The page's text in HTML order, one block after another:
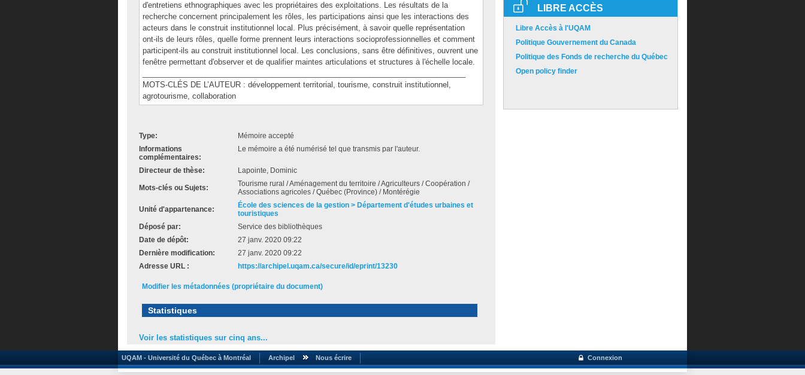
d'entretiens ethnographiques avec les propriétaires des exploitations. Les résultats de la
recherche concernent principalement les rôles, les participations ainsi que les interactions des
acteurs dans le construit institutionnel local. Plus précisément, à savoir quelle représentation
ont-ils de leurs rôles, quelle forme prennent leurs interactions socioprofessionnelles et comment
participent-ils au construit institutionnel local. Les conclusions, sans être définitives, ouvrent une
fenêtre permettant d'observer et de qualifier maintes articulations et structures à l'échelle locale.
MOTS-CLÉS DE L’AUTEUR : développement territorial, tourisme, construit institutionnel,
agrotourisme, collaboration
Type:
Mémoire accepté
Informations
complémentaires:
Le mémoire a été numérisé tel que transmis par l'auteur.
Directeur de thèse: Lapointe, Dominic
Mots-clés ou Sujets:
Tourisme rural / Aménagement du territoire / Agriculteurs / Coopération /
Associations agricoles / Québec (Province) / Montérégie
Unité d'appartenance:
École des sciences de la gestion > Département d'études urbaines et
touristiques
Déposé par:
Service des bibliothèques
Date de dépôt:
27 janv. 2020 09:22
Dernière modification:
27 janv. 2020 09:22
Adresse URL :
https://archipel.uqam.ca/secure/id/eprint/13230
Modifier les métadonnées (propriétaire du document)
Statistiques
Voir les statistiques sur cinq ans...
LIBRE ACCÈS
Libre Accès à l'UQAM
Politique Gouvernement du Canada
Politique des Fonds de recherche du Québec
Open policy finder
UQAM - Université du Québec à Montréal Archipel Nous écrire Connexion